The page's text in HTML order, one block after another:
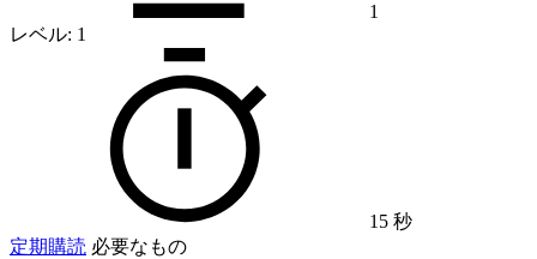
1
レベル: 1
15 秒
定期購読 必要なもの